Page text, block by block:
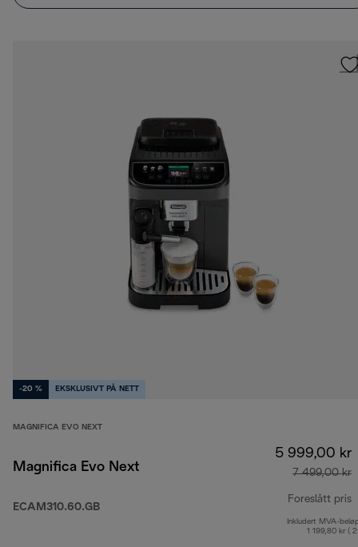
-20 % EKSKLUSIVT PÅ NETT
MAGNIFICA EVO NEXT
Magnifica Evo Next
ECAM310.60.GB
5 999,00 kr
7 499,00 kr
Foreslått pris
Inkludert MVA-
1 199,80 kr (